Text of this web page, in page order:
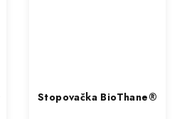
Stopovačka BioThane®